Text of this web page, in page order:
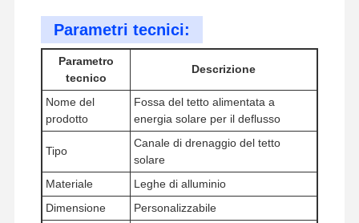
Visita Alla
Fabbrica
Controllo
Contattaci Notizie
appendiabiti sismici
Parametri tecnici:
Parametro
tecnico
Descrizione
Nome del
prodotto
Fossa del tetto alimentata a
energia solare per il deflusso
Tipo
Canale di drenaggio del tetto
solare
Materiale
Leghe di alluminio
Dimensione
Personalizzabile